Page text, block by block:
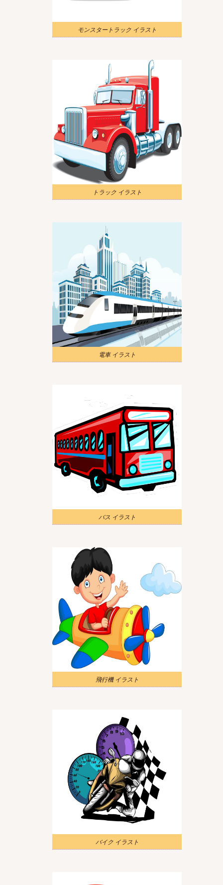
モンスタートラック イラスト
トラック イラスト
電車 イラスト
バス イラスト
飛行機 イラスト
バイク イラスト